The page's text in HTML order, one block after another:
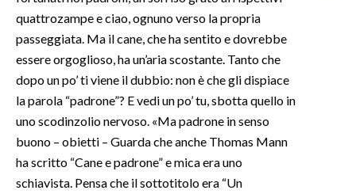
MOTORI
TENNIS
ALTRI SPORT
CULTURA
SPETTACOLI
quattrozampe e ciao, ognuno verso la propria
passeggiata. Ma il cane, che ha sentito e dovrebbe
essere orgoglioso, ha un’aria scostante. Tanto che
dopo un po’ ti viene il dubbio: non è che gli dispiace
la parola “padrone”? E vedi un po’ tu, sbotta quello in
uno scodinzolio nervoso. «Ma padrone in senso
buono – obietti – Guarda che anche Thomas Mann
ha scritto “Cane e padrone” e mica era uno
schiavista. Pensa che il sottotitolo era “Un